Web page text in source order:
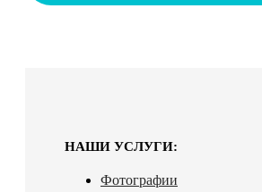
НАШИ УСЛУГИ:
Фотографии